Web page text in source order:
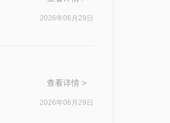
2026年06月29日
查看详情 >
2026年06月29日